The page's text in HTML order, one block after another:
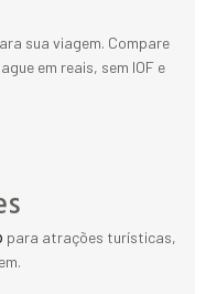
sua viagem. Compare
em reais, sem IOF e
para atrações turísticas,